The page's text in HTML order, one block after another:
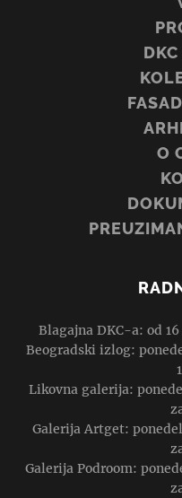
O
Blagajna DKC-a: od
Beogradski izlog:
Likovna galerija:
Galerija Artget:
Galerija Podroom: